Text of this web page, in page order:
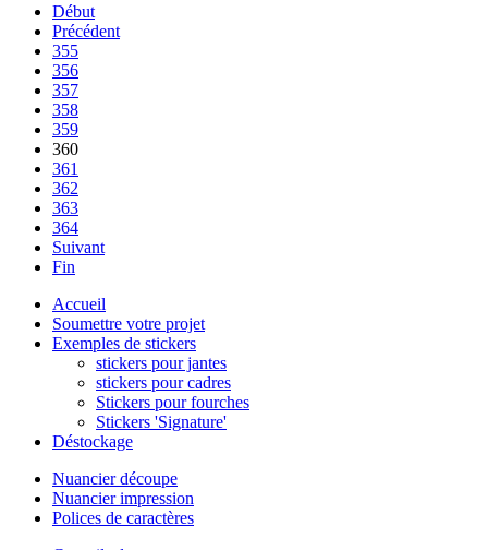
Début
Précédent
355
356
357
358
359
360
361
362
363
364
Suivant
Fin
Accueil
Soumettre votre projet
Exemples de stickers
stickers pour jantes
stickers pour cadres
Stickers pour fourches
Stickers 'Signature'
Déstockage
Nuancier découpe
Nuancier impression
Polices de caractères